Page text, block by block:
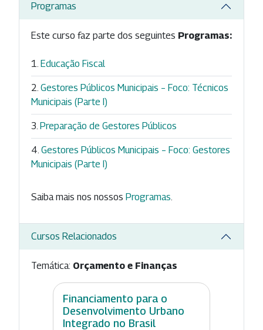
Programas
Este curso faz parte dos seguintes Programas:
Educação Fiscal
Gestores Públicos Municipais – Foco: Técnicos
Municipais (Parte I)
Preparação de Gestores Públicos
Gestores Públicos Municipais – Foco: Gestores
Municipais (Parte I)
Saiba mais nos nossos Programas
Cursos Relacionados
Temática: Orçamento e Finanças
Financiamento para o
Desenvolvimento Urbano
Integrado no Brasil